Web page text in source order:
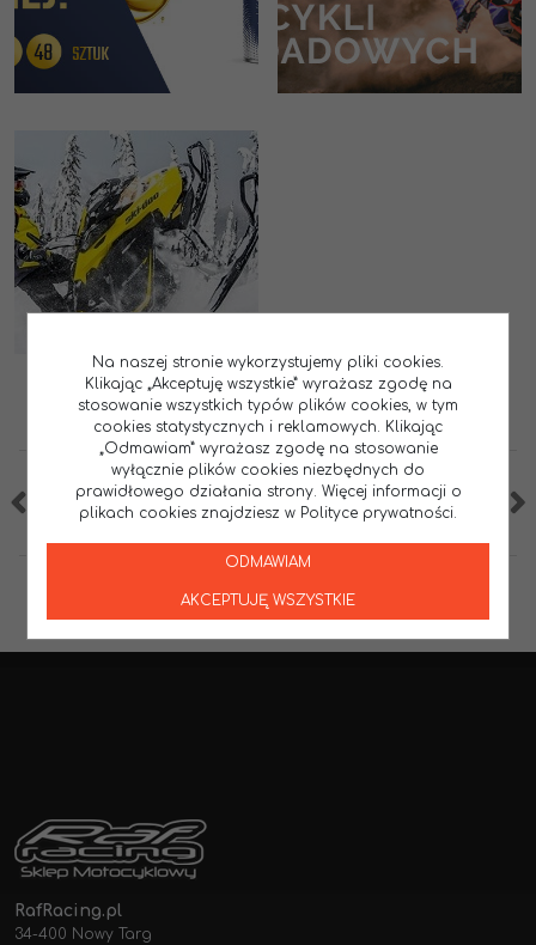
RafRacing.pl
34-400 Nowy Targ
Na naszej stronie wykorzystujemy pliki cookies.
Klikając „Akceptuję wszystkie” wyrażasz zgodę na
stosowanie wszystkich typów plików cookies, w tym
cookies statystycznych i reklamowych. Klikając
„Odmawiam” wyrażasz zgodę na stosowanie
wyłącznie plików cookies niezbędnych do
prawidłowego działania strony. Więcej informacji o
plikach cookies znajdziesz w Polityce prywatności.
ODMAWIAM
AKCEPTUJĘ WSZYSTKIE